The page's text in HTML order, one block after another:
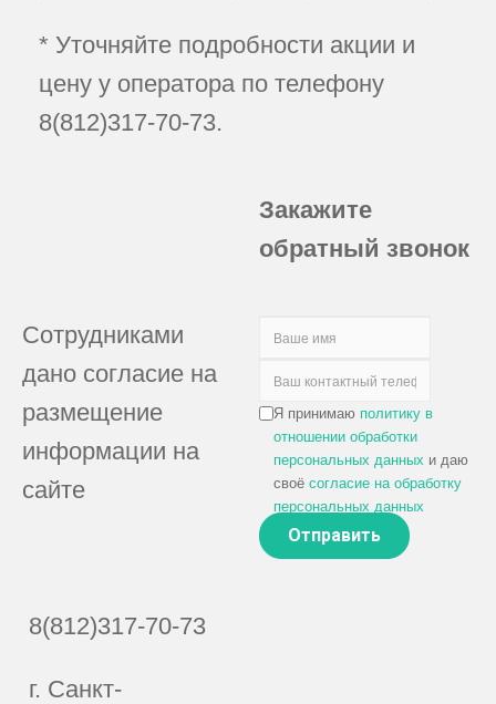
* Уточняйте подробности акции и
цену у оператора по телефону
8(812)317-70-73.
Сотрудниками
дано согласие на
размещение
информации на
сайте
Закажите
обратный звонок
Я принимаю политику в
отношении обработки
персональных данных и даю
своё согласие на обработку
персональных данных
8(812)317-70-73
г. Санкт-